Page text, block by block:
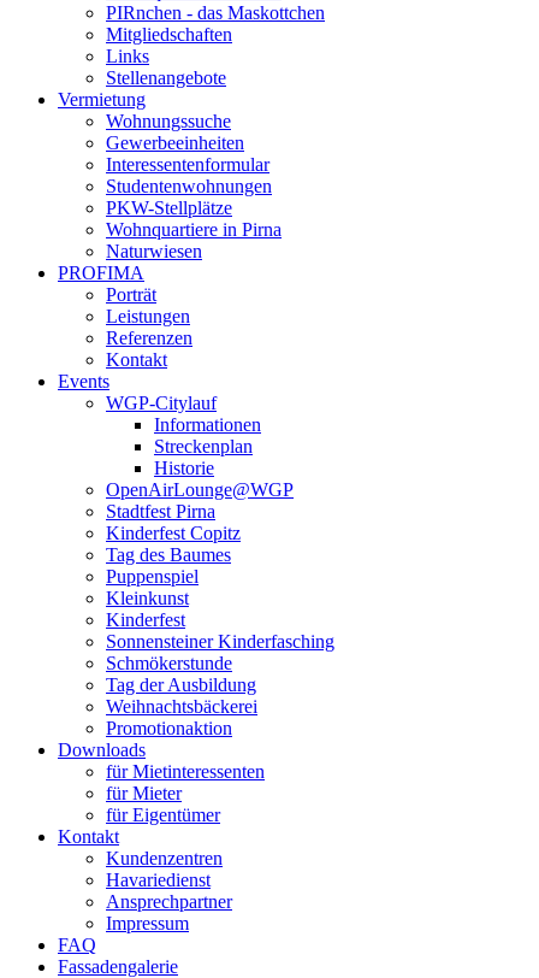
PIRnchen - das Maskottchen
Mitgliedschaften
Links
Stellenangebote
Vermietung
Wohnungssuche
Gewerbeeinheiten
Interessentenformular
Studentenwohnungen
PKW-Stellplätze
Wohnquartiere in Pirna
Naturwiesen
PROFIMA
Porträt
Leistungen
Referenzen
Kontakt
Events
WGP-Citylauf
Informationen
Streckenplan
Historie
OpenAirLounge@WGP
Stadtfest Pirna
Kinderfest Copitz
Tag des Baumes
Puppenspiel
Kleinkunst
Kinderfest
Sonnensteiner Kinderfasching
Schmökerstunde
Tag der Ausbildung
Weihnachtsbäckerei
Promotionaktion
Downloads
für Mietinteressenten
für Mieter
für Eigentümer
Kontakt
Kundenzentren
Havariedienst
Ansprechpartner
Impressum
FAQ
Fassadengalerie